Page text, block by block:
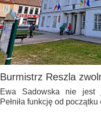
Burmistrz Reszla
Ewa Sadowska nie jest
Pełniła funkcję od